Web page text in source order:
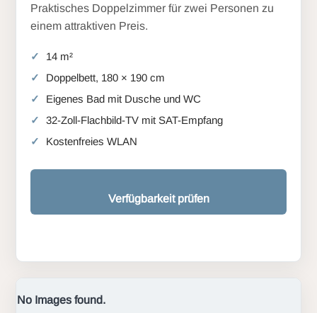
Praktisches Doppelzimmer für zwei Personen zu
einem attraktiven Preis.
14 m²
Doppelbett, 180 × 190 cm
Eigenes Bad mit Dusche und WC
32-Zoll-Flachbild-TV mit SAT-Empfang
Kostenfreies WLAN
Verfügbarkeit prüfen
No Images found.